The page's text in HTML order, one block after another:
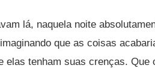
lá, naquela noite
que as coisas
elas tenham suas crenças. Que